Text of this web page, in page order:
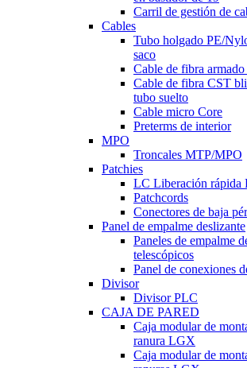
Carril de gestión de
Cables
Tubo holgado PE/
saco
Cable de fibra
Cable de fibra CST
tubo suelto
Cable micro Core
Preterms de interior
MPO
Troncales MTP/MPO
Patchies
LC Liberación rápida
Patchcords
Conectores de baja
Panel de empalme deslizante
Paneles de empalme
telescópicos
Panel de conexiones
Divisor
Divisor PLC
CAJA DE PARED
Caja modular de
ranura LGX
Caja modular de